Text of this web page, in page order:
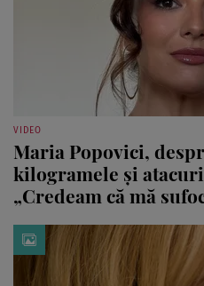
VIDEO
Maria Popovici,
kilogramele și
„Credeam că mă